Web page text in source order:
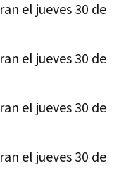
el jueves 30 de
el jueves 30 de
el jueves 30 de
el jueves 30 de